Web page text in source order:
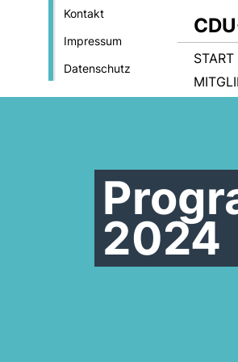
Kontakt
Impressum
Datenschutz
START
2024